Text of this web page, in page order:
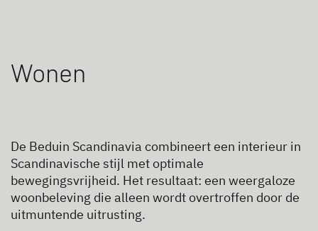
Wonen
De Beduin Scandinavia combineert een interieur in
Scandinavische stijl met optimale
bewegingsvrijheid. Het resultaat: een weergaloze
woonbeleving die alleen wordt overtroffen door de
uitmuntende uitrusting.